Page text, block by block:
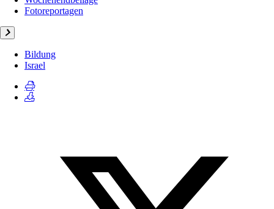
Fotoreportagen
Bildung
Israel